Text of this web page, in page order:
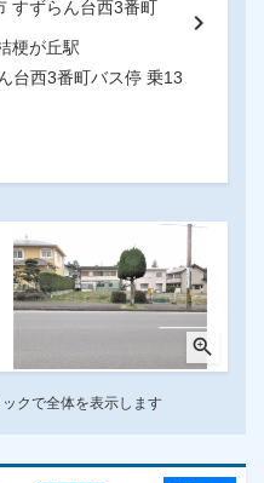
chevron_right
すずらん台西3番町
梗が丘駅
台西3番町バス停 乗13
zoom_in
クで全体を表示します